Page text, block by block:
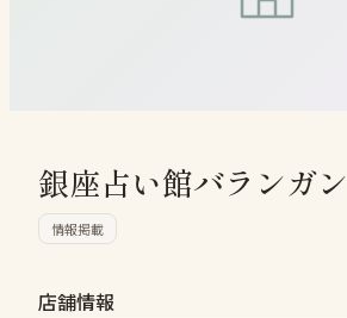
銀座占い館バランガン
情報掲載
店舗情報